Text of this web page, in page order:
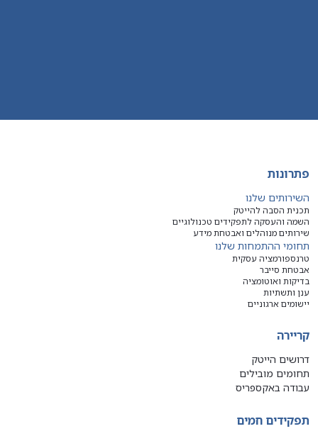
פתרונות
השירותים שלנו
תכנית הסבה להייטק
השמה והעסקה לתפקידים טכנולוגיים
שירותים מנוהלים ואבטחת מידע
תחומי ההתמחות שלנו
טרנספורמציה עסקית
אבטחת סייבר
בדיקות ואוטומציה
ענן ותשתיות
יישומים ארגוניים
קריירה
דרושים הייטק
תחומים מובילים
עבודה באקספריס
תפקידים חמים